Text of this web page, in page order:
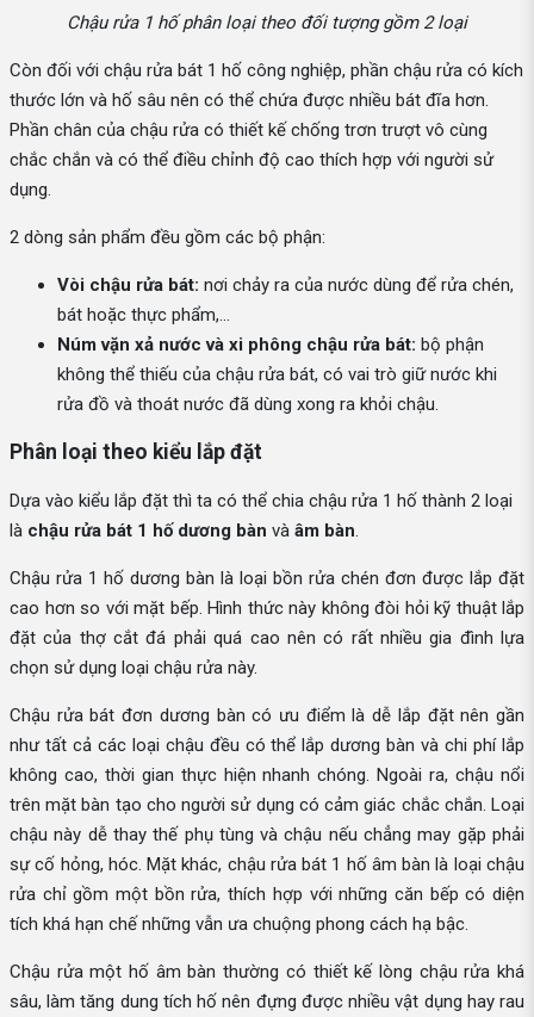
Chậu rửa 1 hố phân loại theo đối tượng gồm 2 loại
Còn đối với chậu rửa bát 1 hố công nghiệp, phần chậu rửa có kích
thước lớn và hố sâu nên có thể chứa được nhiều bát đĩa hơn.
Phần chân của chậu rửa có thiết kế chống trơn trượt vô cùng
chắc chắn và có thể điều chỉnh độ cao thích hợp với người sử
dụng.
2 dòng sản phẩm đều gồm các bộ phận:
Vòi chậu rửa bát: nơi chảy ra của nước dùng để rửa chén,
bát hoặc thực phẩm,...
Núm vặn xả nước và xi phông chậu rửa bát: bộ phận
không thể thiếu của chậu rửa bát, có vai trò giữ nước khi
rửa đồ và thoát nước đã dùng xong ra khỏi chậu.
Phân loại theo kiểu lắp đặt
Dựa vào kiểu lắp đặt thì ta có thể chia chậu rửa 1 hố thành 2 loại
là chậu rửa bát 1 hố dương bàn và âm bàn.
Chậu rửa 1 hố dương bàn là loại bồn rửa chén đơn được lắp đặt
cao hơn so với mặt bếp. Hình thức này không đòi hỏi kỹ thuật lắp
đặt của thợ cắt đá phải quá cao nên có rất nhiều gia đình lựa
chọn sử dụng loại chậu rửa này.
Chậu rửa bát đơn dương bàn có ưu điểm là dễ lắp đặt nên gần
như tất cả các loại chậu đều có thể lắp dương bàn và chi phí lắp
không cao, thời gian thực hiện nhanh chóng. Ngoài ra, chậu nổi
trên mặt bàn tạo cho người sử dụng có cảm giác chắc chắn. Loại
chậu này dễ thay thế phụ tùng và chậu nếu chẳng may gặp phải
sự cố hỏng, hóc. Mặt khác, chậu rửa bát 1 hố âm bàn là loại chậu
rửa chỉ gồm một bồn rửa, thích hợp với những căn bếp có diện
tích khá hạn chế những vẫn ưa chuộng phong cách hạ bậc.
Chậu rửa một hố âm bàn thường có thiết kế lòng chậu rửa khá
sâu, làm tăng dung tích hố nên đựng được nhiều vật dụng hay rau